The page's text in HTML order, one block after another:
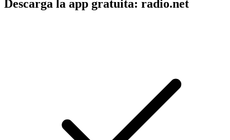
Descarga la app gratuita: radio.net